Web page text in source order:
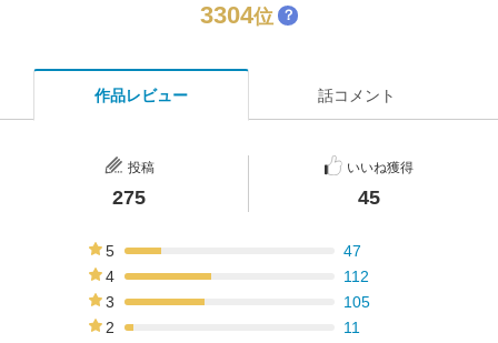
3304位 ？
作品レビュー 話コメント
投稿
275
いいね獲得
45
5
47
4
112
3
105
2
11